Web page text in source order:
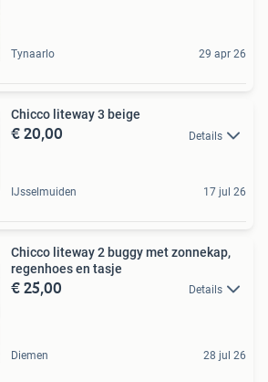
Tynaarlo 29 apr 26
Chicco liteway 3 beige
€ 20,00 Details
IJsselmuiden 17 jul 26
Chicco liteway 2 buggy met zonnekap,
regenhoes en tasje
€ 25,00 Details
Diemen 28 jul 26